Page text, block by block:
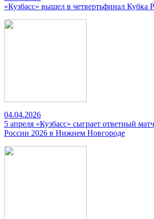
«Кузбасс» вышел в четвертьфинал Кубка
04.04.2026
5 апреля «Кузбасс» сыграет ответный
России 2026 в Нижнем Новгороде